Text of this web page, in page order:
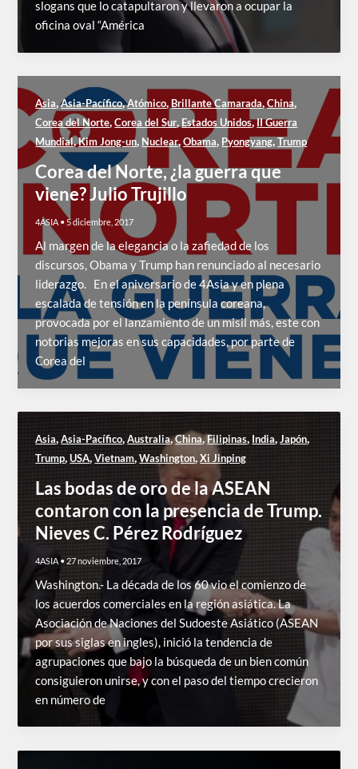
slogans que lo catapultaron y llevaron a ocupar la
oficina oval “América
Asia,Asia-Pacífico,Atómico, Brillante Camarada,China,
Corea del Norte,Corea del Sur, Estados Unidos,II Guerra
Mundial,Kim Jong-un, Nuclear,Obama, Pyongyang,Trump
Corea del Norte, ¿la guerra que
viene? Julio Trujillo
4ASIA • 5 diciembre, 2017
Al margen de la elegancia o la zafiedad de los
discursos, Obama y Trump han renunciado al necesario
liderazgo. En el aniversario de 4Asia y en plena
escalada de tensión en la península coreana,
provocada por el lanzamiento de un misil más, este con
notorias mejoras en sus capacidades, por parte de
Corea del
Asia,Asia-Pacífico,Australia,China,Filipinas, India,Japón,
Trump,USA,Vietnam,Washington,Xi Jinping
Las bodas de oro de la ASEAN
contaron con la presencia de Trump.
Nieves C. Pérez Rodríguez
4ASIA •27 noviembre, 2017
Washington.- La década de los 60 vio el comienzo de
los acuerdos comerciales en la región asiática. La
Asociación de Naciones del Sudoeste Asiático (ASEAN
por sus siglas en ingles), inició la tendencia de
agrupaciones que bajo la búsqueda de un bien común
consiguieron unirse, y con el paso del tiempo crecieron
en número de